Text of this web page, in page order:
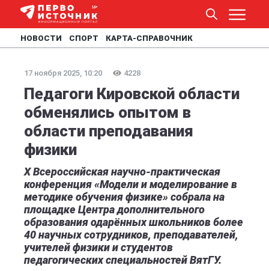
НОВОСТИ СПОРТ КАРТА-СПРАВОЧНИК
17 ноября 2025, 10:20 4228
Педагоги Кировской области
обменялись опытом в
области преподавания
физики
X Всероссийская научно-практическая
конференция «Модели и моделирование в
методике обучения физике» собрала на
площадке Центра дополнительного
образования одарённых школьников более
40 научных сотрудников, преподавателей,
учителей физики и студентов
педагогических специальностей ВятГУ.